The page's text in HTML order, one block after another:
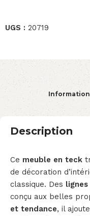
UGS : 20719
Description
Ce meuble en teck
de décoration
classique. Des
conçu aux belles
et tendance, il